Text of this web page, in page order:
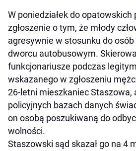
W poniedziałek do opatowskich
zgłoszenie o tym, że młody
agresywnie w stosunku do
dworcu autobusowym.
funkcjonariusze podczas
wskazanego w zgłoszeniu
26-letni mieszkaniec Staszowa,
policyjnych bazach danych
on osobą poszukiwaną do
wolności.
Staszowski sąd skazał go na 4